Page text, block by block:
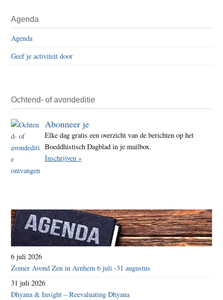
Agenda
Agenda
Geef je activiteit door
Ochtend- of avondeditie
Abonneer je
Elke dag gratis een overzicht van de berichten op het
Boeddhistisch Dagblad in je mailbox.
Inschrijven »
6 juli 2026
Zomer Avond Zen in Arnhem 6 juli -31 augustus
31 juli 2026
Dhyana & Insight – Reevaluating Dhyana